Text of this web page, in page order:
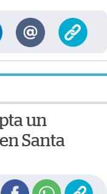
un
Santa